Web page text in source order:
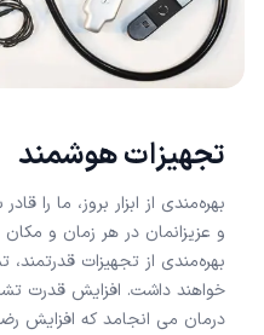
تجهیزات هوشمند
بهره‌مندی از ابزار بروز، ما را
و عزیزانمان در هر زمان و
بهره‌مندی از تجهیزات
خواهند داشت. افزایش قدرت
درمان می انجامد که افزایش